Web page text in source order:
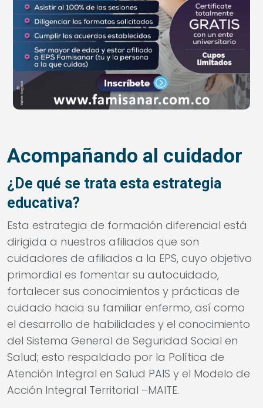
Acompañando al cuidador
¿De qué se trata esta estrategia
educativa?
Esta estrategia de formación diferencial está
dirigida a nuestros afiliados que son
cuidadores de afiliados a la EPS, cuyo objetivo
primordial es fomentar su autocuidado,
fortalecer sus conocimientos y prácticas de
cuidado hacia su familiar enfermo, así como
el desarrollo de habilidades y el conocimiento
del Sistema General de Seguridad Social en
Salud; esto respaldado por la Política de
Atención Integral en Salud PAIS y el Modelo de
Acción Integral Territorial –MAITE.